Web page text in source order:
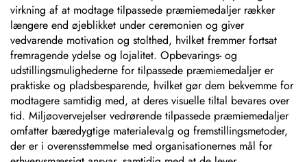
virkning af at modtage tilpassede præmiemedaljer rækker
længere end øjeblikket under ceremonien og giver
vedvarende motivation og stolthed, hvilket fremmer fortsat
fremragende ydelse og lojalitet. Opbevarings- og
udstillingsmulighederne for tilpassede præmiemedaljer er
praktiske og pladsbesparende, hvilket gør dem bekvemme for
modtagere samtidig med, at deres visuelle tiltal bevares over
tid. Miljøovervejelser vedrørende tilpassede præmiemedaljer
omfatter bæredygtige materialevalg og fremstillingsmetoder,
der er i overensstemmelse med organisationernes mål for